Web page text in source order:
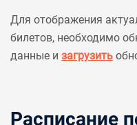
Для отображения
билетов, необходимо
данные и загрузить
Расписание